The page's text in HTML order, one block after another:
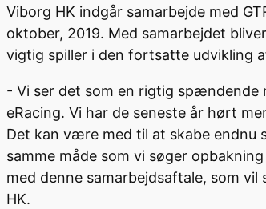
Viborg HK indgår samarbejde med
oktober, 2019. Med samarbejdet
vigtig spiller i den fortsatte udvikling
- Vi ser det som en rigtig
eRacing. Vi har de seneste år hørt
Det kan være med til at skabe endnu
samme måde som vi søger
med denne samarbejdsaftale, som
HK.